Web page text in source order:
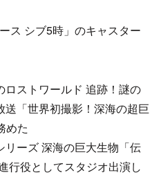
ス シブ5時」のキャスター
ストワールド 追跡！謎の
「世界初撮影！深海の超巨
めた
リーズ 深海の巨大生物「伝
行役としてスタジオ出演し